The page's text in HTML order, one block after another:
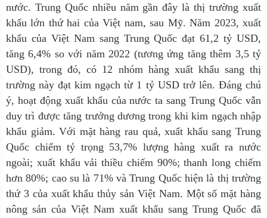
nước. Trung Quốc nhiều năm gần đây là thị trường xuất
khẩu lớn thứ hai của Việt nam, sau Mỹ. Năm 2023, xuất
khẩu của Việt Nam sang Trung Quốc đạt 61,2 tỷ USD,
tăng 6,4% so với năm 2022 (tương ứng tăng thêm 3,5 tỷ
USD), trong đó, có 12 nhóm hàng xuất khẩu sang thị
trường này đạt kim ngạch từ 1 tỷ USD trở lên. Đáng chú
ý, hoạt động xuất khẩu của nước ta sang Trung Quốc vẫn
duy trì được tăng trưởng dương trong khi kim ngạch nhập
khẩu giảm. Với mặt hàng rau quả, xuất khẩu sang Trung
Quốc chiếm tỷ trọng 53,7% lượng hàng xuất ra nước
ngoài; xuất khẩu vải thiều chiếm 90%; thanh long chiếm
hơn 80%; cao su là 71% và Trung Quốc hiện là thị trường
thứ 3 của xuất khẩu thủy sản Việt Nam. Một số mặt hàng
nông sản của Việt Nam xuất khẩu sang Trung Quốc đã